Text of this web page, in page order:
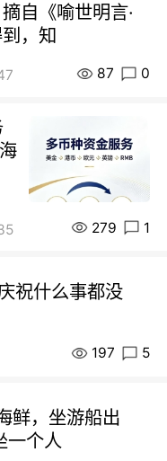
自《喻世明言·
，知
87 0
279 1
祝什么事都没
197 5
鲜，坐游船出
一个人